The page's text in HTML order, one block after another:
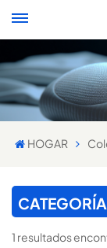
HOGAR
1 resultados